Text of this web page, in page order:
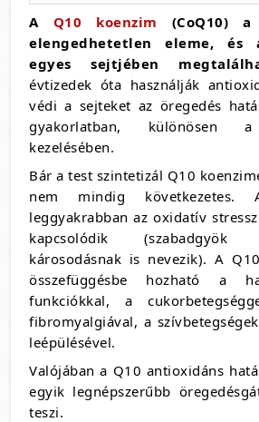
A Q10 koenzim (CoQ10)
elengedhetetlen eleme,
egyes sejtjében
évtizedek óta használják
védi a sejteket az öregedés
gyakorlatban, különösen a
kezelésében.
Bár a test szintetizál Q10
nem mindig
leggyakrabban az oxidatív
kapcsolódik
károsodásnak is nevezik). A
összefüggésbe hozható a
funkciókkal, a
fibromyalgiával, a
leépülésével.
Valójában a Q10 antioxidáns
egyik legnépszerűbb
teszi.